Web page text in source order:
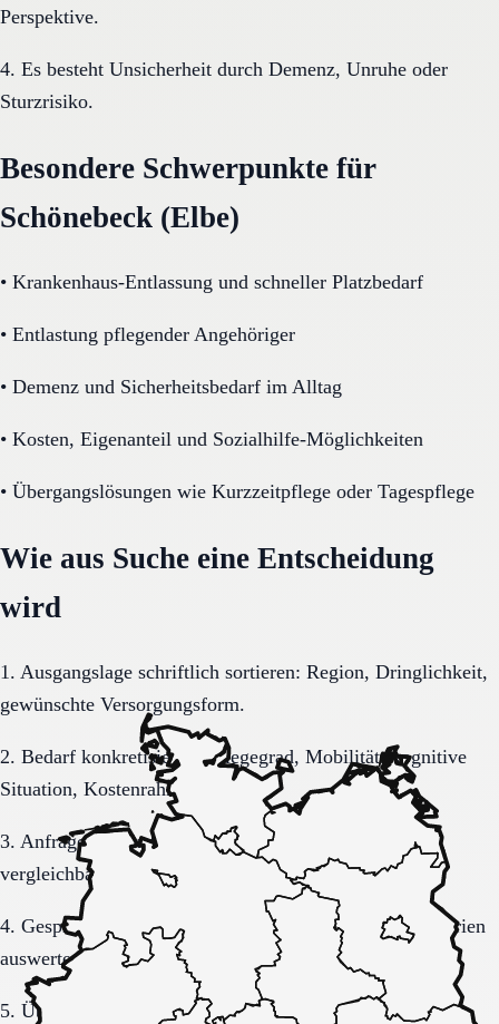
Perspektive.
4. Es besteht Unsicherheit durch Demenz, Unruhe oder
Sturzrisiko.
Besondere Schwerpunkte für
Schönebeck (Elbe)
• Krankenhaus-Entlassung und schneller Platzbedarf
• Entlastung pflegender Angehöriger
• Demenz und Sicherheitsbedarf im Alltag
• Kosten, Eigenanteil und Sozialhilfe-Möglichkeiten
• Übergangslösungen wie Kurzzeitpflege oder Tagespflege
Wie aus Suche eine Entscheidung
wird
1. Ausgangslage schriftlich sortieren: Region, Dringlichkeit,
gewünschte Versorgungsform.
2. Bedarf konkretisieren: Pflegegrad, Mobilität, kognitive
Situation, Kostenrahmen.
3. Anfrage sauber formulieren, damit Rückmeldungen
vergleichbar bleiben.
4. Gespräche und Besichtigungen mit festen Muss-Kriterien
auswerten.
5. Übergang, Kommunikation und Kosten vor der